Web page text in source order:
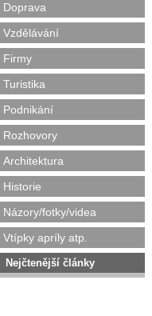
Doprava
Vzdělávání
Firmy
Turistika
Podnikání
Rozhovory
Architektura
Historie
Názory/fotky/videa
Vtípky apríly atp.
Nejčtenější články